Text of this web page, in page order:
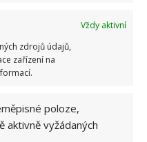
Vždy aktivní
zdrojů údajů,
zařízení na
poloze,
aktivně vyžádaných
hrozí za nesprávné sekání i
i na prostředku a lokaci